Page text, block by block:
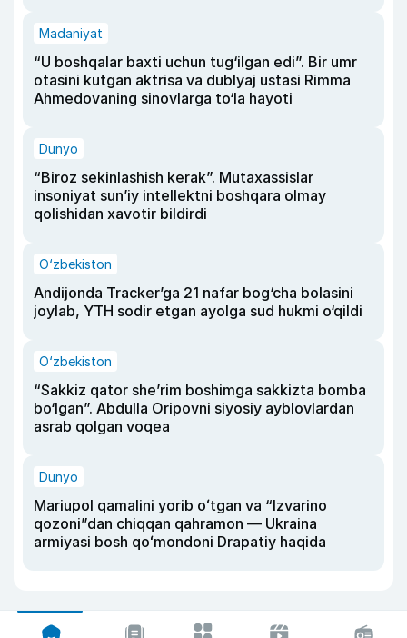
Madaniyat
“U boshqalar baxti uchun tug‘ilgan edi”. Bir umr
otasini kutgan aktrisa va dublyaj ustasi Rimma
Ahmedovaning sinovlarga to‘la hayoti
Dunyo
“Biroz sekinlashish kerak”. Mutaxassislar
insoniyat sun’iy intellektni boshqara olmay
qolishidan xavotir bildirdi
O‘zbekiston
Andijonda Tracker’ga 21 nafar bog‘cha bolasini
joylab, YTH sodir etgan ayolga sud hukmi o‘qildi
O‘zbekiston
“Sakkiz qator she’rim boshimga sakkizta bomba
bo‘lgan”. Abdulla Oripovni siyosiy ayblovlardan
asrab qolgan voqea
Dunyo
Mariupol qamalini yorib oʻtgan va “Izvarino
qozoni”dan chiqqan qahramon — Ukraina
armiyasi bosh qoʻmondoni Drapatiy haqida